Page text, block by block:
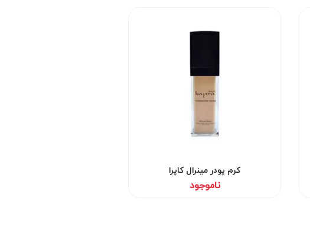
کرم پودر مینرال کاپرا
ناموجود